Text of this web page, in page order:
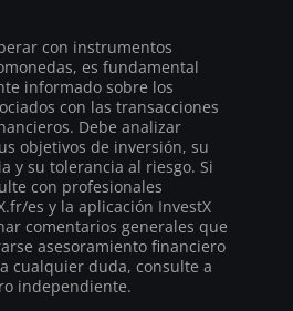
con instrumentos
es fundamental
informado sobre los
con las transacciones
Debe analizar
objetivos de inversión, su
y su tolerancia al riesgo. Si
con profesionales
es y la aplicación InvestX
comentarios generales que
asesoramiento financiero
cualquier duda, consulte a
independiente.